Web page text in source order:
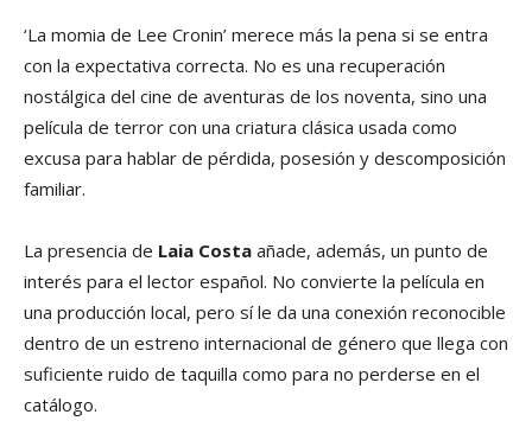
‘La momia de Lee Cronin’ merece más la pena si se entra
con la expectativa correcta. No es una recuperación
nostálgica del cine de aventuras de los noventa, sino una
película de terror con una criatura clásica usada como
excusa para hablar de pérdida, posesión y descomposición
familiar.
La presencia de Laia Costa añade, además, un punto de
interés para el lector español. No convierte la película en
una producción local, pero sí le da una conexión reconocible
dentro de un estreno internacional de género que llega con
suficiente ruido de taquilla como para no perderse en el
catálogo.